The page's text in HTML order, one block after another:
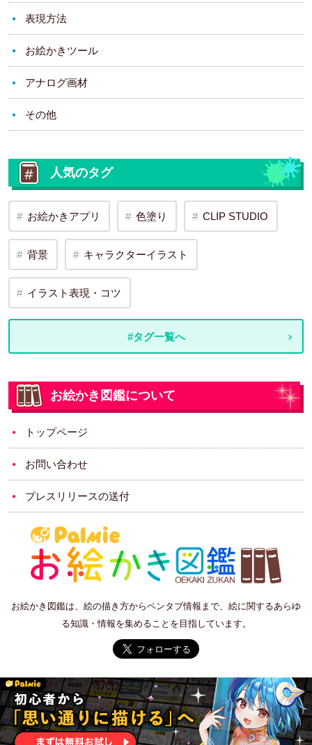
表現方法
お絵かきツール
アナログ画材
その他
人気のタグ
お絵かきアプリ 色塗り CLIP STUDIO
背景 キャラクターイラスト
イラスト表現・コツ
#タグ一覧へ
お絵かき図鑑について
トップページ
お問い合わせ
プレスリリースの送付
お絵かき図鑑は、絵の描き方からペンタブ情報まで、絵に関するあらゆ
る知識・情報を集めることを目指しています。